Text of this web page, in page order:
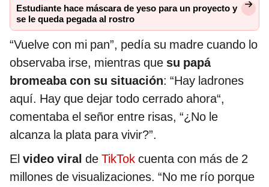
Estudiante hace máscara de yeso para un proyecto y
se le queda pegada al rostro
“Vuelve con mi pan”, pedía su madre cuando lo
observaba irse, mientras que su papá
bromeaba con su situación: “Hay ladrones
aquí. Hay que dejar todo cerrado ahora“,
comentaba el señor entre risas, “¿No le
alcanza la plata para vivir?”.
El video viral de TikTok cuenta con más de 2
millones de visualizaciones. “No me río porque